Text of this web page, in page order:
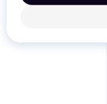
16463 Pullert